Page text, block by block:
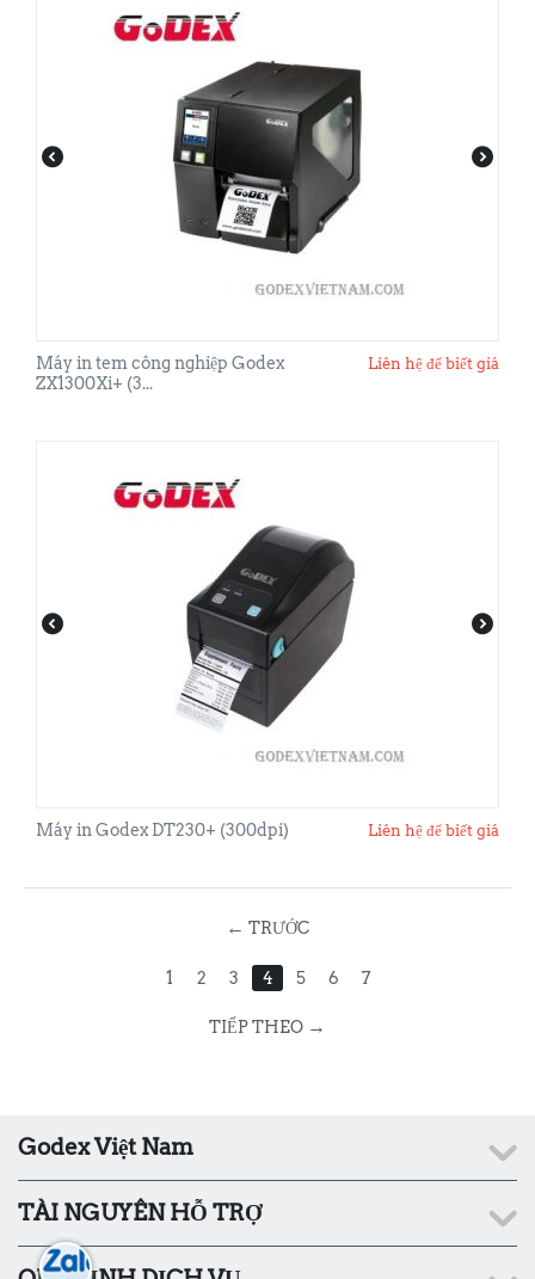
Máy in tem công nghiệp Godex
ZX1300Xi+ (3...
Liên hệ để biết giá
Máy in Godex DT230+ (300dpi) Liên hệ để biết giá
← TRƯỚC
1 2 3 4 5 6 7
TIẾP THEO →
Godex Việt Nam
TÀI NGUYÊN HỖ TRỢ